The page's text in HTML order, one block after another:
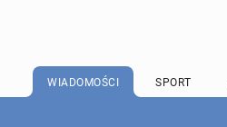
WIADOMOŚCI SPORT